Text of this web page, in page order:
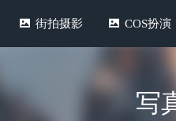
街拍摄影 COS扮演
写